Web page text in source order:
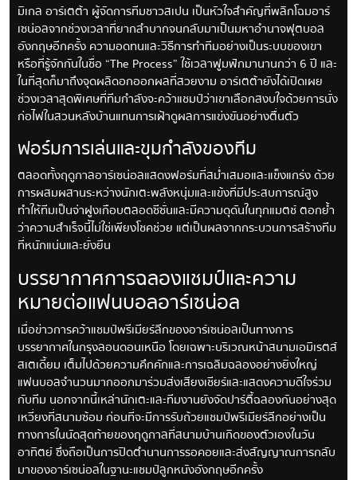
มิเกล อาร์เตต้า ผู้จัดการทีมชาวสเปน เป็นหัวใจสำคัญที่พลิกโฉมอาร์
เซน่อลจากช่วงเวลาที่ยากลำบากจนกลับมาเป็นมหาอำนาจฟุตบอล
อังกฤษอีกครั้ง ความอดทนและวิธีการทำทีมอย่างเป็นระบบของเขา
หรือที่รู้จักกันในชื่อ “The Process” ใช้เวลาฟูมฟักมานานกว่า 6 ปี และ
ในที่สุดก็มาถึงจุดผลิดอกออกผลที่สวยงาม อาร์เตต้ายังได้เปิดเผย
ช่วงเวลาสุดพิเศษที่ทีมกำลังจะคว้าแชมป์ว่าเขาเลือกสงบใจด้วยการนั่ง
ก่อไฟในสวนหลังบ้านแทนการเฝ้าดูผลการแข่งขันอย่างตื่นตัว
ฟอร์มการเล่นและขุมกำลังของทีม
ตลอดทั้งฤดูกาลอาร์เซน่อลแสดงฟอร์มที่สม่ำเสมอและแข็งแกร่ง ด้วย
การผสมผสานระหว่างนักเตะพลังหนุ่มและแข้งที่มีประสบการณ์สูง
ทำให้ทีมเป็นจ่าฝูงเกือบตลอดซีซั่นและมีความดุดันในทุกแมตช์ ตอกย้ำ
ว่าความสำเร็จนี้ไม่ใช่เพียงโชคช่วย แต่เป็นผลจากกระบวนการสร้างทีม
ที่หนักแน่นและยั่งยืน
บรรยากาศการฉลองแชมป์และความ
หมายต่อแฟนบอลอาร์เซน่อล
เมื่อข่าวการคว้าแชมป์พรีเมียร์ลีกของอาร์เซน่อลเป็นทางการ
บรรยากาศในกรุงลอนดอนเหนือ โดยเฉพาะบริเวณหน้าสนามเอมิเรตส์
สเตเดี้ยม เต็มไปด้วยความคึกคักและการเฉลิมฉลองอย่างยิ่งใหญ่
แฟนบอลจำนวนมากออกมาร่วมส่งเสียงเชียร์และแสดงความดีใจร่วม
กับทีม นอกจากนี้เหล่านักเตะและทีมงานยังจัดปาร์ตี้ฉลองกันอย่างสุด
เหวี่ยงที่สนามซ้อม ก่อนที่จะมีการรับถ้วยแชมป์พรีเมียร์ลีกอย่างเป็น
ทางการในนัดสุดท้ายของฤดูกาลที่สนามบ้านเกิดของตัวเองในวัน
อาทิตย์ ซึ่งถือเป็นการปิดตำนานการรอคอยและส่งสัญญาณการกลับ
มาของอาร์เซน่อลในฐานะแชมป์ลูกหนังอังกฤษอีกครั้ง